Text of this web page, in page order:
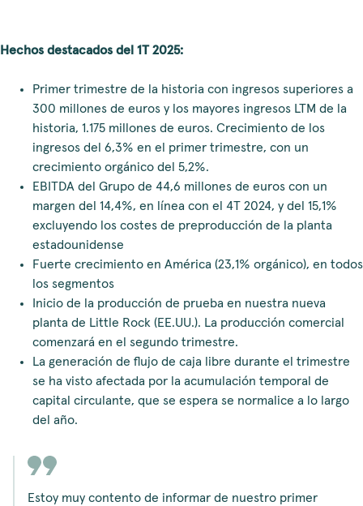
Hechos destacados del 1T 2025:
Primer trimestre de la historia con ingresos superiores a
300 millones de euros y los mayores ingresos LTM de la
historia, 1.175 millones de euros. Crecimiento de los
ingresos del 6,3% en el primer trimestre, con un
crecimiento orgánico del 5,2%.
EBITDA del Grupo de 44,6 millones de euros con un
margen del 14,4%, en línea con el 4T 2024, y del 15,1%
excluyendo los costes de preproducción de la planta
estadounidense
Fuerte crecimiento en América (23,1% orgánico), en todos
los segmentos
Inicio de la producción de prueba en nuestra nueva
planta de Little Rock (EE.UU.). La producción comercial
comenzará en el segundo trimestre.
La generación de flujo de caja libre durante el trimestre
se ha visto afectada por la acumulación temporal de
capital circulante, que se espera se normalice a lo largo
del año.
Estoy muy contento de informar de nuestro primer